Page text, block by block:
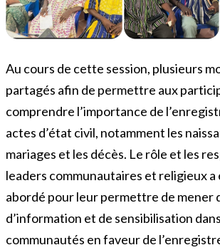
Au cours de cette session, plusieurs
partagés afin de permettre aux
comprendre l’importance de
actes d’état civil, notamment les
mariages et les décès. Le rôle et les
leaders communautaires et religieux
abordé pour leur permettre de mener
d’information et de sensibilisation
communautés en faveur de